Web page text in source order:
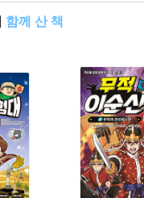
함께 산 책